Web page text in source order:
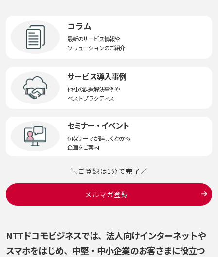
コラム
最新のサービス情報や
ソリューションのご紹介
サービス導入事例
他社の課題解決事例や
ベストプラクティス
セミナー・イベント
旬なテーマが詳しくわかる
企画をご案内
＼ご登録は1分で完了／
メルマガ登録
NTTドコモビジネスでは、法人向けインターネットや
スマホをはじめ、 中堅・中小企業のお客さまに役立つ